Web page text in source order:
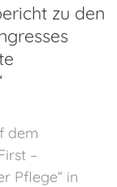
zu den
dem
–
Pflege“ in